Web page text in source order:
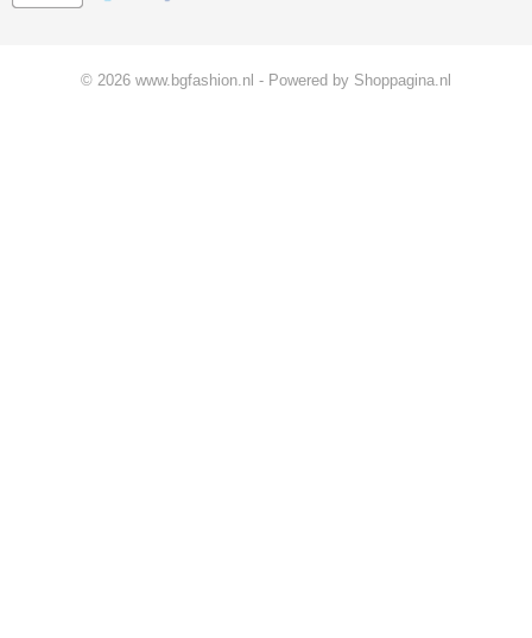
© 2026 www.bgfashion.nl - Powered by Shoppagina.nl